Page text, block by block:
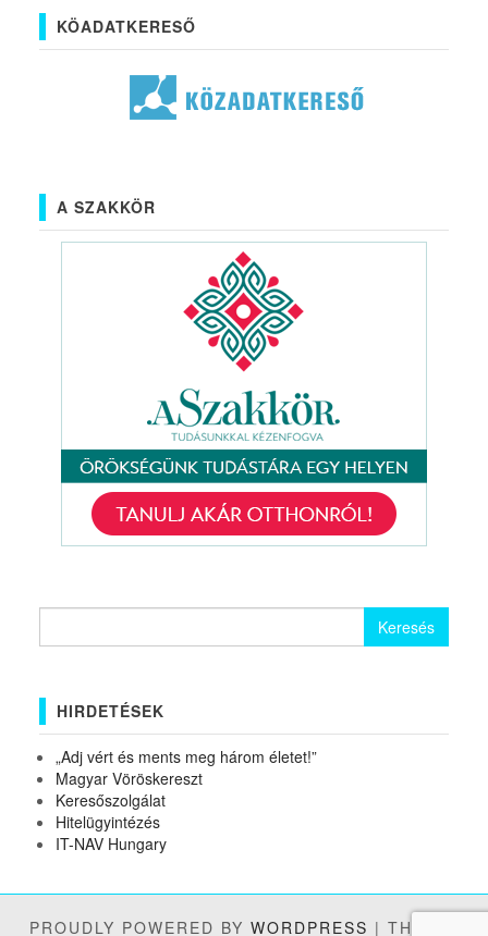
KÖADATKERESŐ
A SZAKKÖR
HIRDETÉSEK
„Adj vért és ments meg három életet!”
Magyar Vöröskereszt
Keresőszolgálat
Hitelügyintézés
IT-NAV Hungary
PROUDLY POWERED BY WORDPRESS | THEME: